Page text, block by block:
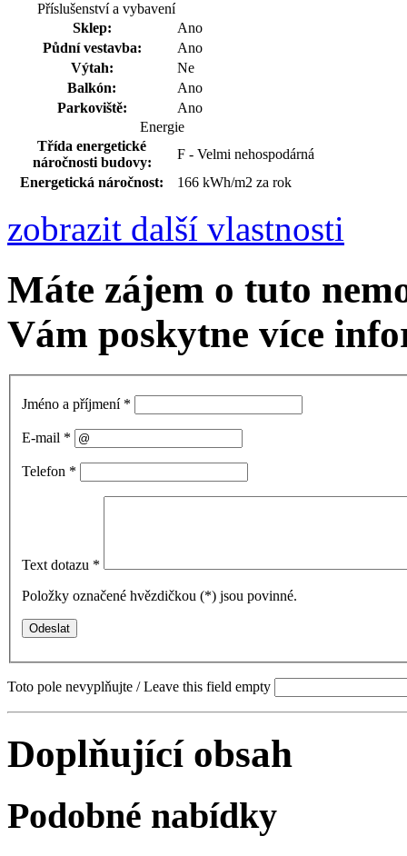
Příslušenství a vybavení
Sklep:
Ano
Půdní vestavba:
Ano
Výtah:
Ne
Balkón:
Ano
Parkoviště:
Ano
Energie
Třída energetické
náročnosti budovy:
F - Velmi nehospodárná
Energetická náročnost:
166 kWh/m2 za rok
zobrazit další vlastnosti
Máte zájem o tuto
Vám poskytne více
Jméno a příjmení *
E-mail *
Telefon *
Text dotazu *
Položky označené hvězdičkou (*) jsou povinné.
Toto pole nevyplňujte / Leave this field empty
Doplňující obsah
Podobné nabídky